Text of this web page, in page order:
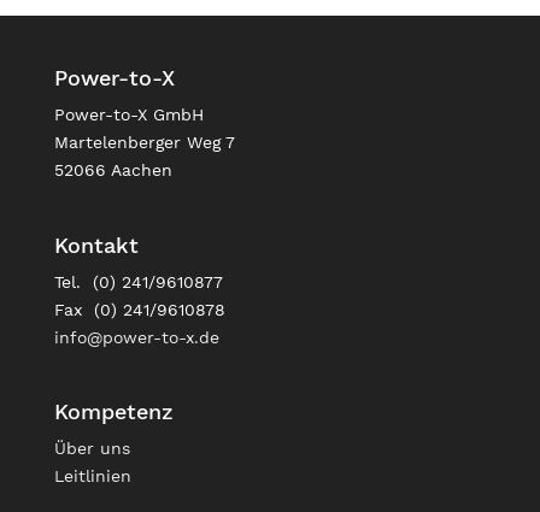
Power-to-X
Power-to-X GmbH
Martelenberger Weg 7
52066 Aachen
Kontakt
Tel. (0) 241/9610877
Fax (0) 241/9610878
info@power-to-x.de
Kompetenz
Über uns
Leitlinien